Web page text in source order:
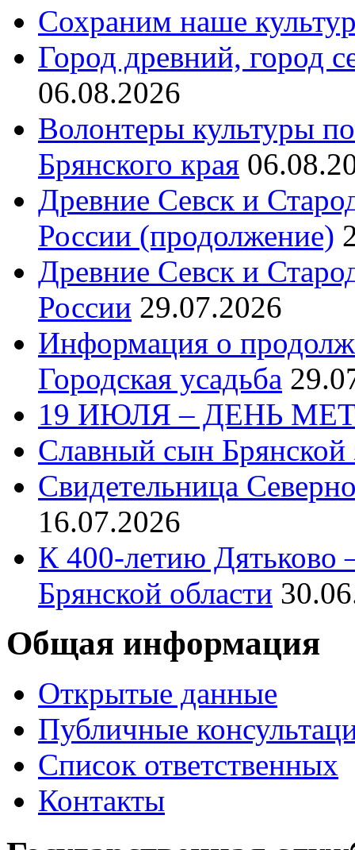
Сохраним наше
Город древний, город
06.08.2026
Волонтеры культуры
Брянского края
Древние Севск и
России (продолжение)
Древние Севск и
России 29.07.2026
Информация о
Городская усадьба
19 ИЮЛЯ – ДЕНЬ
Славный сын Брянской
Свидетельница
16.07.2026
К 400-летию Дятьково
Брянской области
Общая информация
Открытые данные
Публичные
Список ответственных
Контакты